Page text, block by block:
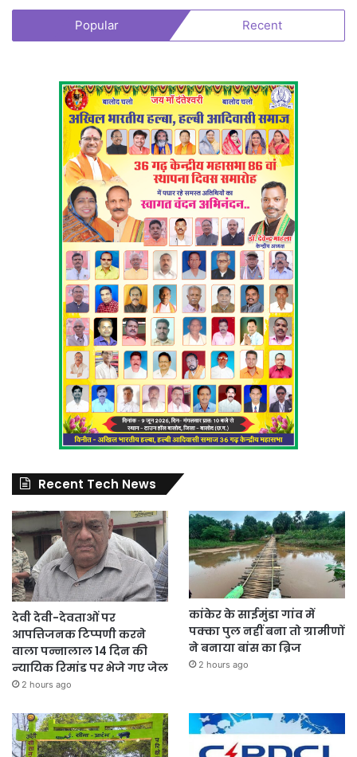
Popular Recent
Recent Tech News
देवी देवी-देवताओं पर
आपत्तिजनक टिप्पणी करने
वाला पन्नालाल 14 दिन की
न्यायिक रिमांड पर भेजे गए जेल
2 hours ago
कांकेर के साईमुंडा गांव में
पक्का पुल नहीं बना तो ग्रामीणों
ने बनाया बांस का ब्रिज
2 hours ago